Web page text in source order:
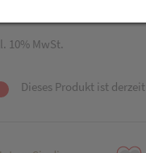
10% MwSt.
Dieses Produkt ist